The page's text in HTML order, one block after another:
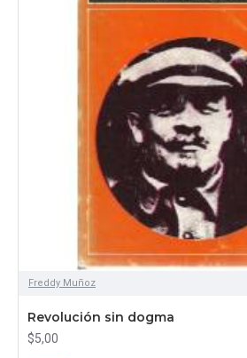
Freddy Muñoz
Revolución sin dogma
$5,00